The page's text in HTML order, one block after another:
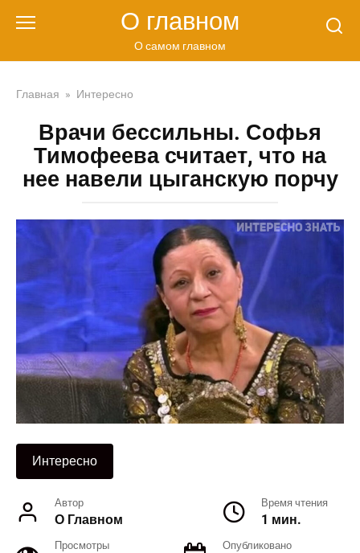
О главном
О самом главном
Главная » Интересно
Врачи бессильны. Софья
Тимофеева считает, что на
нее навели цыганскую порчу
Интересно
Автор
О Главном
Время чтения
1 мин.
Просмотры Опубликовано